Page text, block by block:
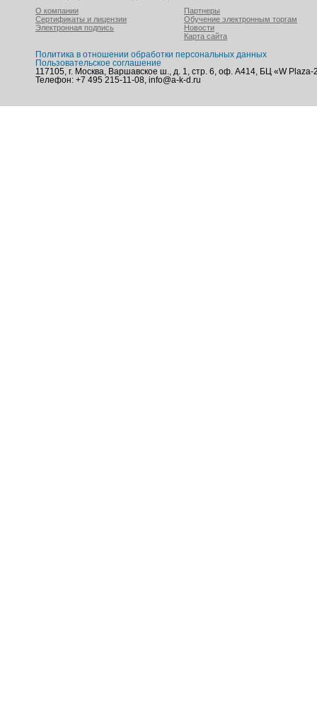
О компании
Сертификаты и лицензии
Электронная подпись
Партнеры
Обучение электронным торгам
Новости
Карта сайта
Политика в отношении обработки персональных данных
Пользовательское соглашение
117105, г. Москва, Варшавское ш., д. 1, стр. 6, оф. А414, БЦ «W Plaza-
Телефон: +7 495 215-11-08, info@a-k-d.ru